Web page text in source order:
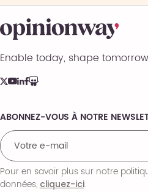
Enable today, shape
Comments
ABONNEZ-VOUS À NOTRE
Pour en savoir plus sur notre
données,cliquez-ici.